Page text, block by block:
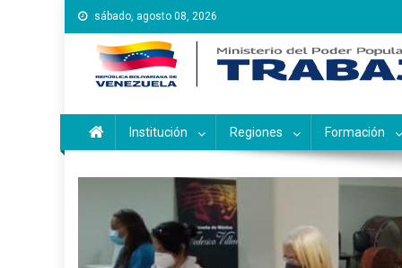
Saltar
al
contenido
sábado, agosto 08, 2026
Instituto Nacional de
Inces
Institución Regiones Formación